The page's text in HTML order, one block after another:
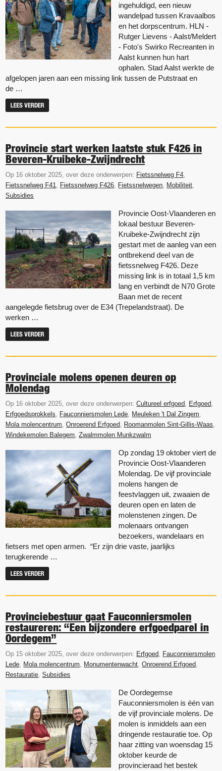
ingehuldigd, een nieuw
wandelpad tussen Kravaalbos
en het dorpscentrum. HLN -
Rutger Lievens - Aalst/Meldert
- Foto's Swirko Recreanten in
Aalst kunnen hun hart
ophalen. Stad Aalst werkte de
afgelopen jaren aan een missing link tussen de Putstraat en
de …
LEES VERDER
Provincie start werken laatste stuk F426 in
Beveren-Kruibeke-Zwijndrecht
Op 16 oktober 2025, over deze onderwerpen: Fietssnelweg F4
Fietssnelweg F41
Fietssnelweg F426 Fietssnelwegen Mobiliteit
Subsidies
Provincie Oost-Vlaanderen en
lokaal bestuur Beveren-
Kruibeke-Zwijndrecht zijn
gestart met de aanleg van een
ontbrekend deel van de
fietssnelweg F426. Deze
missing link is in totaal 1,5 km
lang en verbindt de N70 Grote
Baan met de recent
aangelegde fietsbrug over de E34 (Trepelandstraat). De
werken …
LEES VERDER
Provinciale molens openen deuren op
Molendag
Op 16 oktober 2025, over deze onderwerpen:Cultureel erfgoed Erfgoed
Erfgoedsprokkels
Fauconniersmolen Lede Meuleken 't Dal Zingem
Mola molencentrum ,Onroerend Erfgoed Roomanmolen Sint-Gillis-Waas
Windekemolen Balegem ,Zwalmmolen Munkzwalm
Op zondag 19 oktober viert de
Provincie Oost-Vlaanderen
Molendag. De vijf provinciale
molens hangen de
feestvlaggen uit, zwaaien de
deuren open en laten de
molenstenen zingen. De
molenaars ontvangen
bezoekers, wandelaars en
fietsers met open armen. “Er zijn drie vaste, jaarlijks
terugkerende …
LEES VERDER
Provinciebestuur gaat Fauconniersmolen
restaureren: “Een bijzondere erfgoedparel in
Oordegem”
Op 15 oktober 2025, over deze onderwerpen: Erfgoed
Fauconniersmolen
Lede
Mola molencentrum Monumentenwacht ,Onroerend Erfgoed
Restauratie ,Subsidies
De Oordegemse
Fauconniersmolen is één van
de vijf provinciale molens. De
molen is inmiddels aan een
dringende restauratie toe. Op
haar zitting van woensdag 15
oktober keurde de
provincieraad het bestek